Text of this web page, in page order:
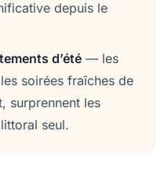
depuis le
d’été — les
soirées fraîches de
surprennent les
seul.